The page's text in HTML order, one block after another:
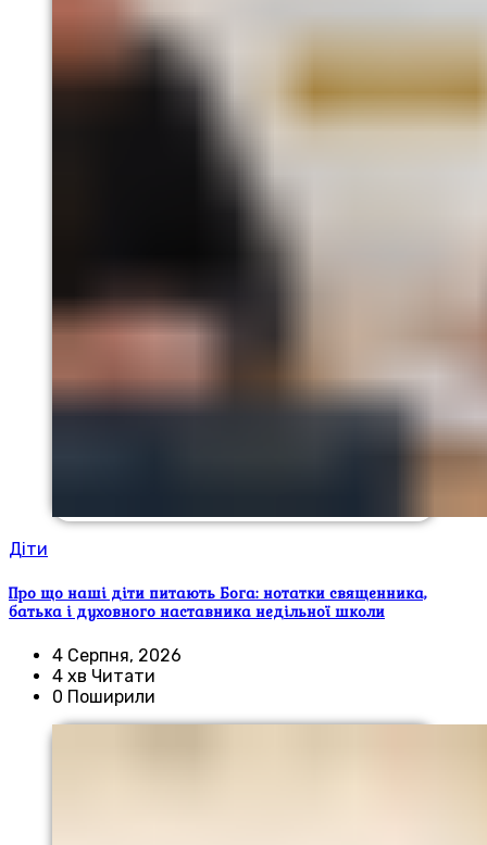
Діти
Про що наші діти питають Бога: нотатки священника,
батька і духовного наставника недільної школи
4 Серпня, 2026
4 хв Читати
0 Поширили